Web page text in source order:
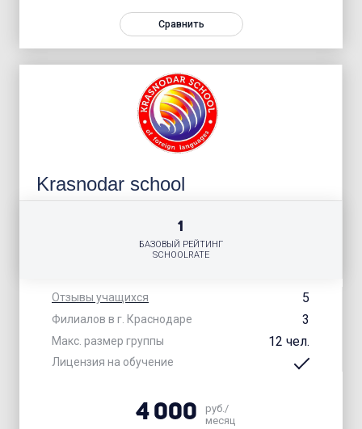
Сравнить
Krasnodar school
Отзывы учащихся 5
Филиалов в г. Краснодаре 3
Макс. размер группы 12 чел.
Лицензия на обучение
1
БАЗОВЫЙ РЕЙТИНГ
SCHOOLRATE
4 000
руб./
месяц